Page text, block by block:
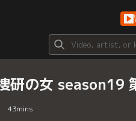
研の女 season19
43mins